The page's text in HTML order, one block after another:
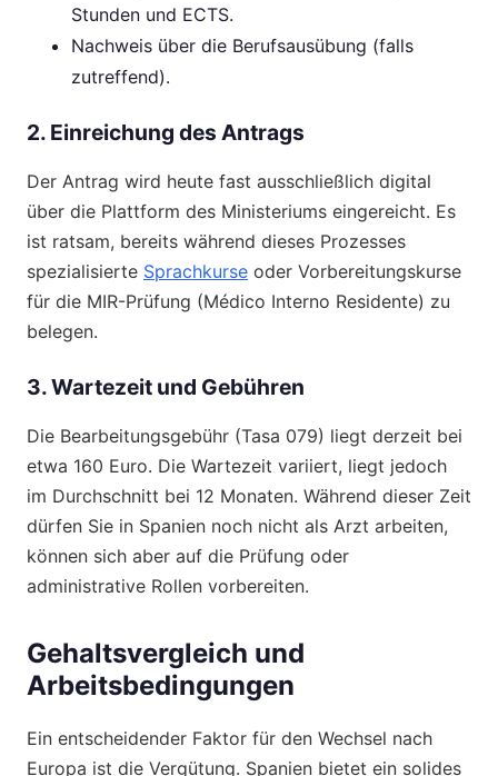
Stunden und ECTS.
Nachweis über die Berufsausübung (falls
zutreffend).
2. Einreichung des Antrags
Der Antrag wird heute fast ausschließlich digital
über die Plattform des Ministeriums eingereicht. Es
ist ratsam, bereits während dieses Prozesses
spezialisierte Sprachkurse oder Vorbereitungskurse
für die MIR-Prüfung (Médico Interno Residente) zu
belegen.
3. Wartezeit und Gebühren
Die Bearbeitungsgebühr (Tasa 079) liegt derzeit bei
etwa 160 Euro. Die Wartezeit variiert, liegt jedoch
im Durchschnitt bei 12 Monaten. Während dieser Zeit
dürfen Sie in Spanien noch nicht als Arzt arbeiten,
können sich aber auf die Prüfung oder
administrative Rollen vorbereiten.
Gehaltsvergleich und
Arbeitsbedingungen
Ein entscheidender Faktor für den Wechsel nach
Europa ist die Vergütung. Spanien bietet ein solides